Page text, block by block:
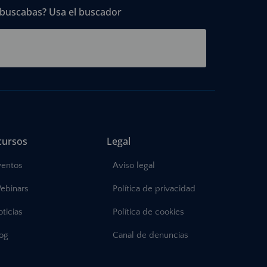
Usa el buscador
Legal
Aviso legal
Política de privacidad
Política de cookies
Canal de denuncias